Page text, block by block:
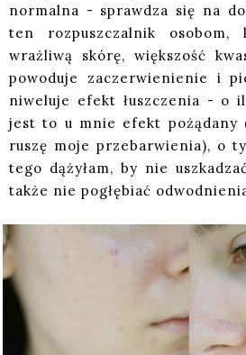
normalna - sprawdza się na
ten rozpuszczalnik osobom,
wrażliwą skórę, większość
powoduje zaczerwienienie i
niweluje efekt łuszczenia - o
jest to u mnie efekt pożądany
ruszę moje przebarwienia), o
tego dążyłam, by nie
także nie pogłębiać